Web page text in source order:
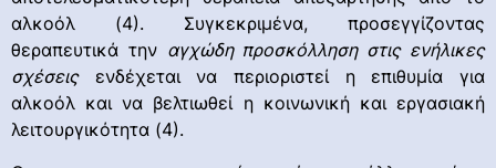
αλκοόλ (4). Συγκεκριμένα, προσεγγίζοντας
θεραπευτικά την αγχώδη προσκόλληση στις ενήλικες
σχέσειςενδέχεται να περιοριστεί η επιθυμία για
αλκοόλ και να βελτιωθεί η κοινωνική και εργασιακή
λειτουργικότητα (4).